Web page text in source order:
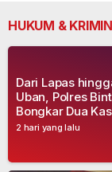
HUKUM &
2 hari yang lalu
Dari Lapas
Uban, Polres
Bongkar Dua
Narkoba, Empat